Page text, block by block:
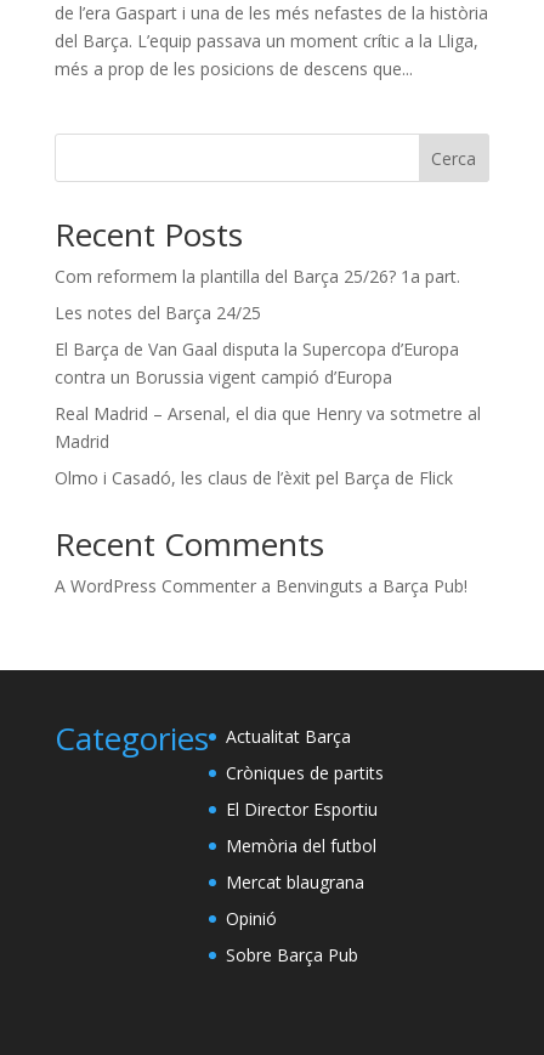
de l’era Gaspart i una de les més nefastes de la història
del Barça. L’equip passava un moment crític a la Lliga,
més a prop de les posicions de descens que...
Cerca
Recent Posts
Com reformem la plantilla del Barça 25/26? 1a part.
Les notes del Barça 24/25
El Barça de Van Gaal disputa la Supercopa d’Europa
contra un Borussia vigent campió d’Europa
Real Madrid – Arsenal, el dia que Henry va sotmetre al
Madrid
Olmo i Casadó, les claus de l’èxit pel Barça de Flick
Recent Comments
A WordPress Commentera Benvinguts a Barça Pub!
Categories
Actualitat Barça
Cròniques de partits
El Director Esportiu
Memòria del futbol
Mercat blaugrana
Opinió
Sobre Barça Pub